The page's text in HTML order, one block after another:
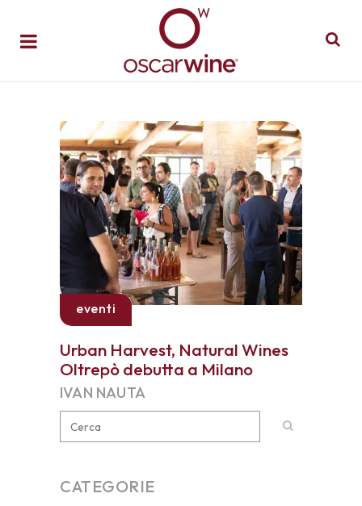
eventi
Urban Harvest, Natural Wines
Oltrepò debutta a Milano
IVAN NAUTA
CATEGORIE